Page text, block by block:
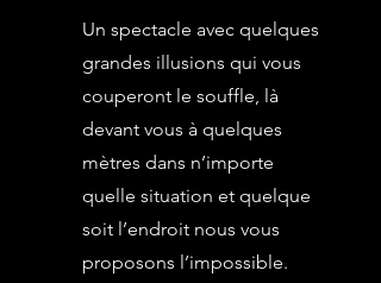
Un spectacle avec quelques
grandes illusions qui vous
couperont le souffle, là
devant vous à quelques
mètres dans n’importe
quelle situation et quelque
soit l’endroit nous vous
proposons l’impossible.